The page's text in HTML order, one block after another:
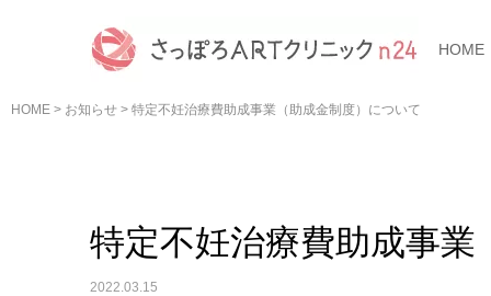
HOME
HOME > お知らせ > 特定不妊治療費助成事業（助成金制度）について
特定不妊治療費助成事
2022.03.15